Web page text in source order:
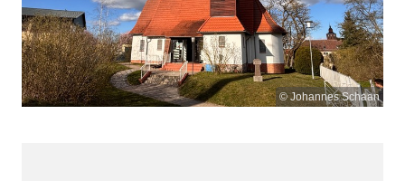
© Johannes Schaan